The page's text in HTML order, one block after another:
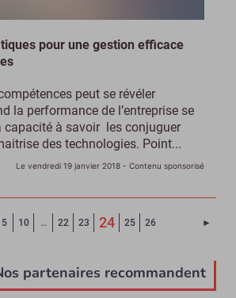
pour une gestion efficace
peut se révéler
la performance de l’entreprise se
capacité à savoir les conjuguer
des technologies. Point...
Le vendredi 19 janvier 2018 - Contenu sponsorisé
5 10 … 22 23 24(Page courante)
25 26 ►
partenaires recommandent